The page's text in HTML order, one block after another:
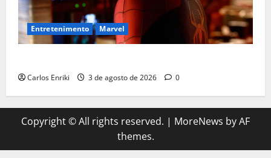
Entretenimento Marvel
Carlos Enriki 3 de agosto de 2026 0
Copyright © All rights reserved. | MoreNews by AF
themes.